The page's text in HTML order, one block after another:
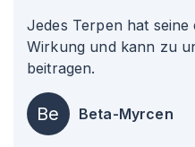
Jedes Terpen hat
Wirkung und kann zu
beitragen.
Be Beta-Myrcen